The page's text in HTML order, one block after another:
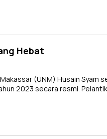
Hebat
(UNM) Husain Syam
2023 secara resmi.